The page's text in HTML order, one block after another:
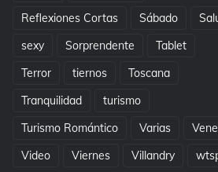
Reflexiones Cortas
Sábado
sexy
Sorprendente
Tablet
Terror
tiernos
Toscana
Tranquilidad
turismo
Turismo Romántico
Varias
Video
Viernes Villandry